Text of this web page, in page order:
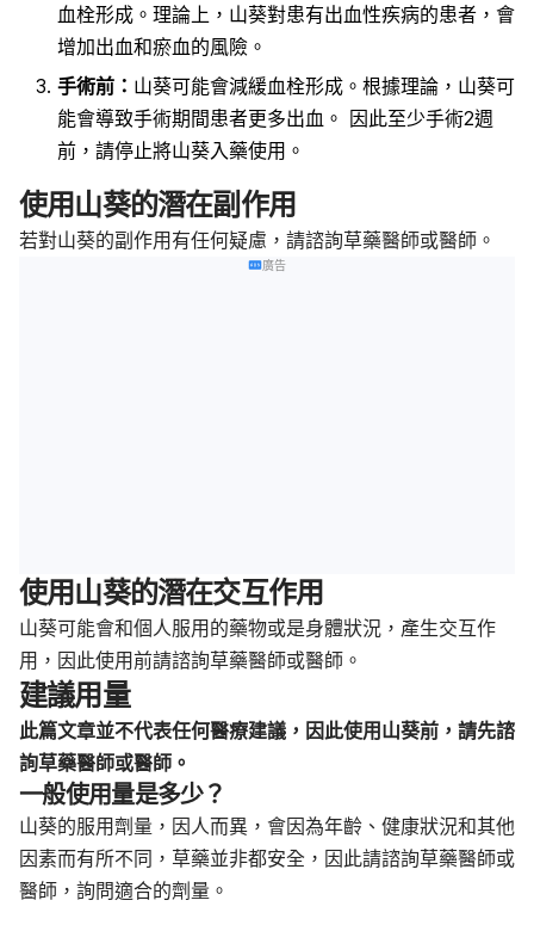
血栓形成。理論上，山葵對患有出血性疾病的患者，會
增加出血和瘀血的風險。
手術前： 山葵可能會減緩血栓形成。根據理論，山葵可
能會導致手術期間患者更多出血。 因此至少手術2週
前，請停止將山葵入藥使用。
使用山葵的潛在副作用
若對山葵的副作用有任何疑慮，請諮詢草藥醫師或醫師。
廣告
使用山葵的潛在交互作用
山葵可能會和個人服用的藥物或是身體狀況，產生交互作
用，因此使用前請諮詢草藥醫師或醫師。
建議用量
此篇文章並不代表任何醫療建議，因此使用山葵前，請先諮
詢草藥醫師或醫師。
一般使用量是多少？
山葵的服用劑量，因人而異，會因為年齡、健康狀況和其他
因素而有所不同，草藥並非都安全，因此請諮詢草藥醫師或
醫師，詢問適合的劑量。